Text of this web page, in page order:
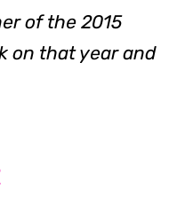
of the 2015
on that year and